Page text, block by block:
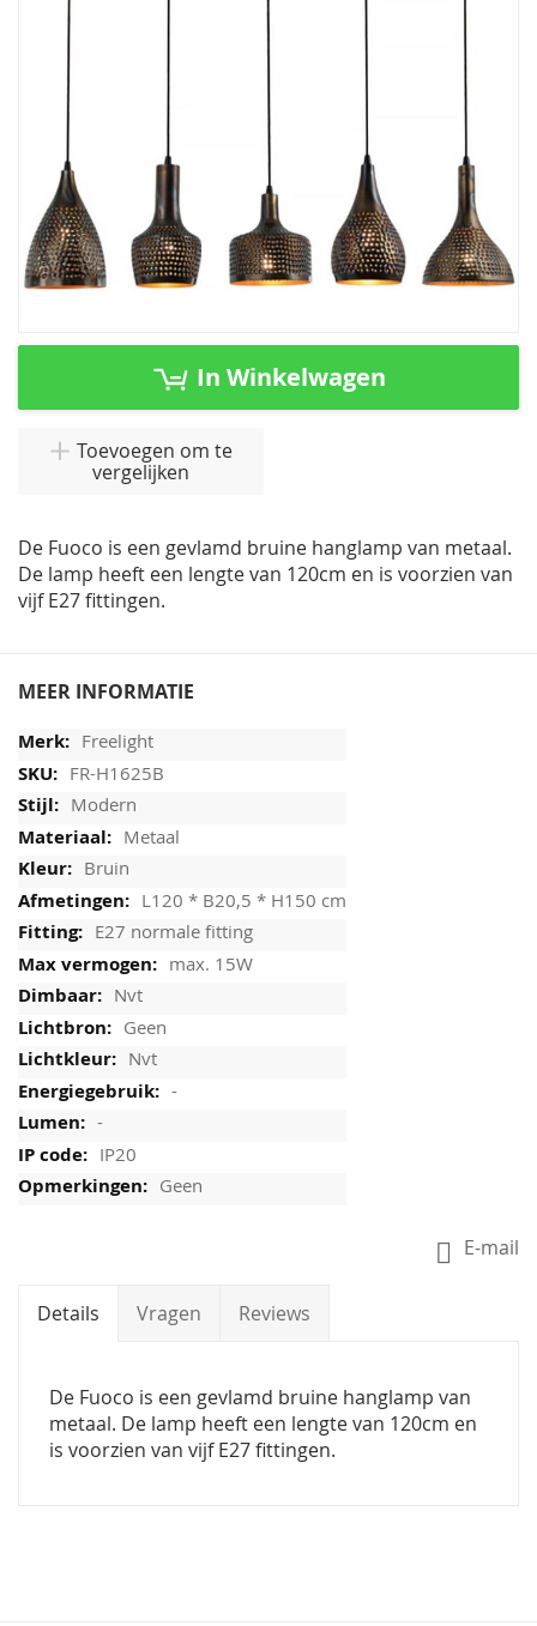
gallerij
Ga
In Winkelwagen
Toevoegen om te
vergelijken
De Fuoco is een gevlamd bruine hanglamp van metaal.
De lamp heeft een lengte van 120cm en is voorzien van
vijf E27 fittingen.
MEER INFORMATIE
Freelight
FR-H1625B
Modern
Metaal
Bruin
L120 * B20,5 * H150 cm
E27 normale fitting
max. 15W
Nvt
Geen
Nvt
-
-
IP20
Geen
E-mail
Details Vragen Reviews
De Fuoco is een gevlamd bruine hanglamp van
metaal. De lamp heeft een lengte van 120cm en
is voorzien van vijf E27 fittingen.